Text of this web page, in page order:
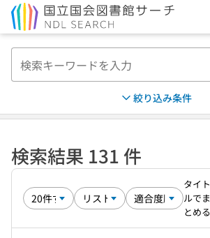
絞り込み条件
検索結果 131 件
タイト
ルでま
とめる